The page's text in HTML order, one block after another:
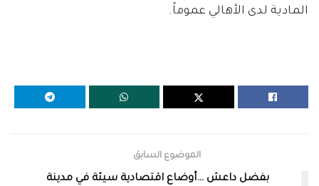
المادية لدى الأهالي عموماً.
الموضوع السابق
بفضل داعش …أوضاع اقتصادية سيئة في مدينة